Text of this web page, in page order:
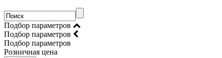
Подбор параметров
Подбор параметров
Подбор параметров
Розничная цена